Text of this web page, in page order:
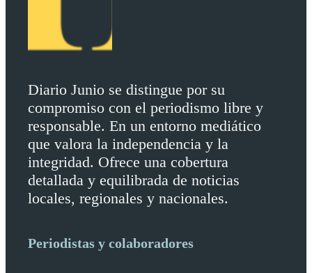
Diario Junio se distingue por su
compromiso con el periodismo libre y
responsable. En un entorno mediático
que valora la independencia y la
integridad. Ofrece una cobertura
detallada y equilibrada de noticias
locales, regionales y nacionales.
Periodistas y colaboradores